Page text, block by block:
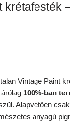
krétafesték
Vintage Paint
100%-ban
Alapvetően
anyagú